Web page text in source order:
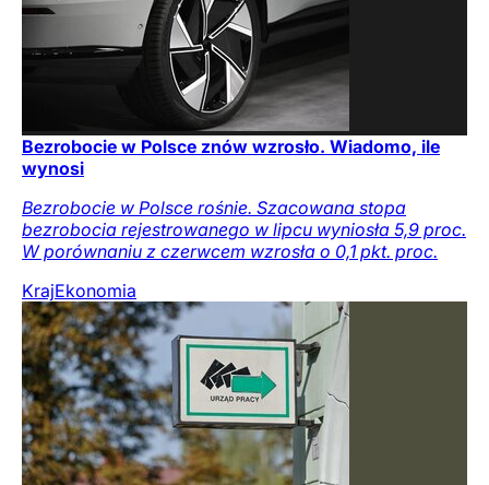
Bezrobocie w Polsce znów wzrosło. Wiadomo, ile
wynosi
Bezrobocie w Polsce rośnie. Szacowana stopa
bezrobocia rejestrowanego w lipcu wyniosła 5,9 proc.
W porównaniu z czerwcem wzrosła o 0,1 pkt. proc.
KrajEkonomia